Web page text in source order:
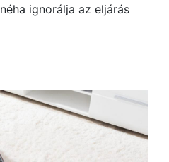
néha ignorálja az eljárás